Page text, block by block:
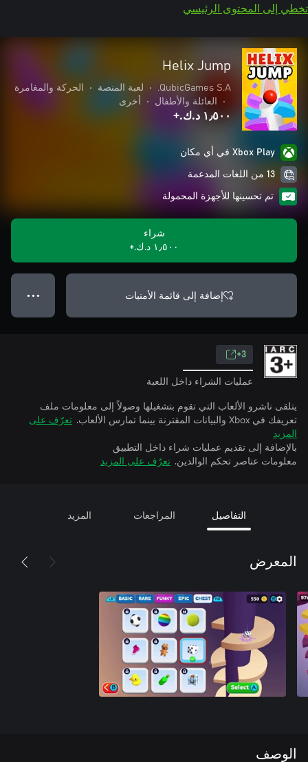
تخطي إلى المحتوى الرئيسي
Helix Jump
QubicGames S.A.
• لعبة المنصة •
الحركة والمغامرة
•
العائلة والأطفال • أخرى
١٫٥٠٠ د.ك.‏+
Xbox Play في أي مكان
13 من اللغات المدعمة
تم تحسينها للأجهزة المحمولة
شراء
١٫٥٠٠ د.ك.‏+
إضافة إلى قائمة الأمنيات ● ● ●
3+
عمليات الشراء داخل اللعبة
يتلقى ناشرو الألعاب التي تقوم بتشغيلها وصولاً إلى معلومات ملف
تعريفك في Xbox والبيانات المقترنة بينما تمارس الألعاب.
تعرّف على
المزيد
بالإضافة إلى تقديم عمليات شراء داخل التطبيق
معلومات عناصر تحكم الوالدين. تعرّف على المزيد
التفاصيل المراجعات المزيد
المعرض
الوصف